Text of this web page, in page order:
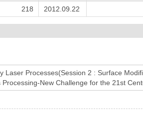
218 2012.09.22
Laser Processes(Session 2 : Surface
New Challenge for the 21st